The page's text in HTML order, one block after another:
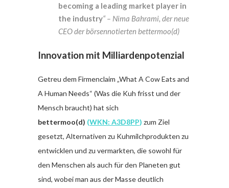
becoming a leading market player in
the industry“ – Nima Bahrami, der neue
CEO der börsennotierten bettermoo(d)
Innovation mit Milliardenpotenzial
Getreu dem Firmenclaim „What A Cow Eats and
A Human Needs“ (Was die Kuh frisst und der
Mensch braucht) hat sich
bettermoo(d) (WKN: A3D8PP) zum Ziel
gesetzt, Alternativen zu Kuhmilchprodukten zu
entwicklen und zu vermarkten, die sowohl für
den Menschen als auch für den Planeten gut
sind, wobei man aus der Masse deutlich